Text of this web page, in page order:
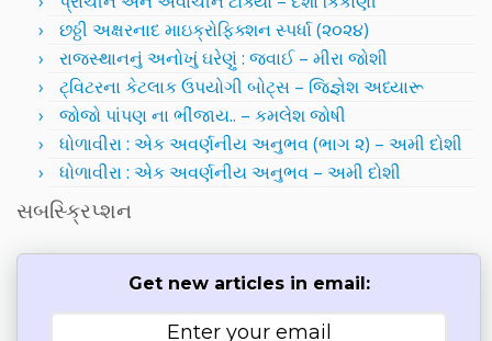
છઠ્ઠી અક્ષરનાદ માઇક્રોફિક્શન સ્પર્ધા (૨૦૨૪)
રાજસ્થાનનું અનોખું ઘરેણું : જવાઈ – મીરા જોશી
ટ્વિટરના કેટલાક ઉપયોગી બોટ્સ – જિજ્ઞેશ અધ્યારૂ
જોજો પાંપણ ના ભીંજાય.. – કમલેશ જોષી
ધોળાવીરા : એક અવર્ણનીય અનુભવ (ભાગ ૨) – અમી દોશી
ધોળાવીરા : એક અવર્ણનીય અનુભવ – અમી દોશી
સબસ્ક્રિપ્શન
Get new articles in email: